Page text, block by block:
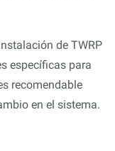
de TWRP
específicas para
recomendable
en el sistema.